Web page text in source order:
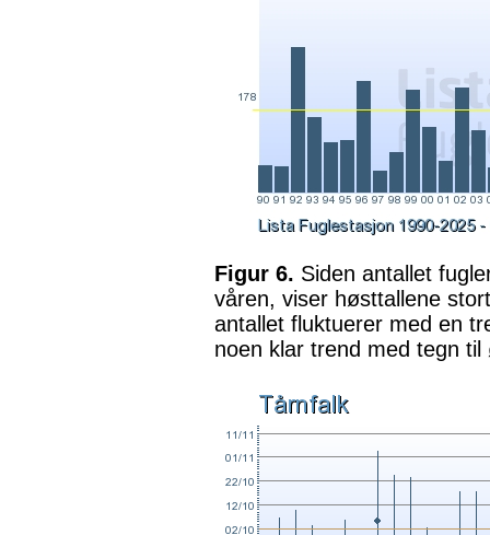
Figur 6. Siden antallet
våren, viser høsttallene
antallet fluktuerer med en
noen klar trend med tegn